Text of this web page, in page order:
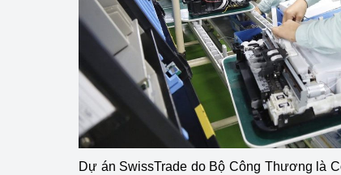
Dự án SwissTrade do Bộ Công Thương là